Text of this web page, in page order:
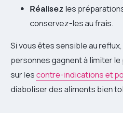
Réalisez les
conservez-les au frais.
Si vous êtes sensible au
personnes gagnent à limiter
sur lescontre-indications et
diaboliser des aliments bien